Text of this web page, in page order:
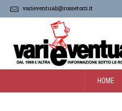
varieventuali@rossetorri.it
HOME